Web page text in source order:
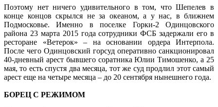
Поэтому нет ничего удивительного в том, что Шепелев в
конце концов скрылся не за океаном, а у нас, в ближнем
Подмос­ковье. Именно в поселке Горки-2 Одинцовского
района 23 марта 2015 года сотрудники ФСБ задержали его в
ресторане «Ветерок» – на основании ордера Интерпола.
После чего Одинцовский горсуд оперативно санкционировал
40-дневный арест бывшего соратника Юлии Тимошенко, а 25
мая, то есть спустя два месяца, тот же суд продлил этот самый
арест еще на четыре месяца – до 20 сентября нынешнего года.
БОРЕЦ С РЕЖИМОМ